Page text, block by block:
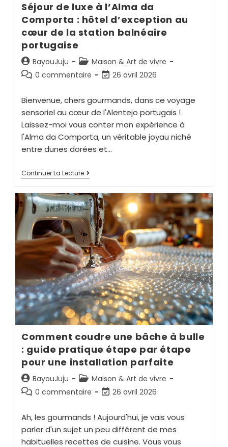
Séjour de luxe à l’Alma da
Comporta : hôtel d’exception au
cœur de la station balnéaire
portugaise
BayouJuju
Maison & Art de vivre
0 commentaire
26 avril 2026
Bienvenue, chers gourmands, dans ce voyage
sensoriel au cœur de l'Alentejo portugais !
Laissez-moi vous conter mon expérience à
l'Alma da Comporta, un véritable joyau niché
entre dunes dorées et…
Continuer La Lecture
Comment coudre une bâche à bulle
: guide pratique étape par étape
pour une installation parfaite
BayouJuju
Maison & Art de vivre
0 commentaire
26 avril 2026
Ah, les gourmands ! Aujourd'hui, je vais vous
parler d'un sujet un peu différent de mes
habituelles recettes de cuisine. Vous vous